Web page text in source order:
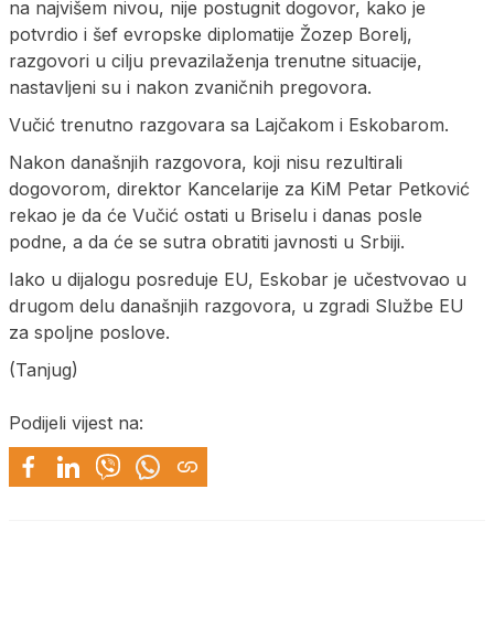
na najvišem nivou, nije postugnit dogovor, kako je
potvrdio i šef evropske diplomatije Žozep Borelj,
razgovori u cilju prevazilaženja trenutne situacije,
nastavljeni su i nakon zvaničnih pregovora.
Vučić trenutno razgovara sa Lajčakom i Eskobarom.
Nakon današnjih razgovora, koji nisu rezultirali
dogovorom, direktor Kancelarije za KiM Petar Petković
rekao je da će Vučić ostati u Briselu i danas posle
podne, a da će se sutra obratiti javnosti u Srbiji.
Iako u dijalogu posreduje EU, Eskobar je učestvovao u
drugom delu današnjih razgovora, u zgradi Službe EU
za spoljne poslove.
(Tanjug)
Podijeli vijest na: